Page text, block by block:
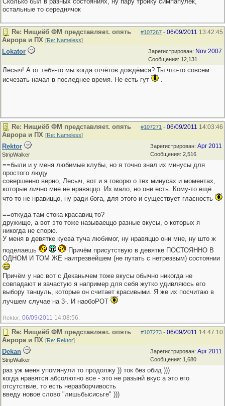
остальные то середнячок
#107267 - 06/09/2011 13:42:45
Re: Нищиёб ФМ представляет. опять
Аврора и ПХ [Re: Nameless]
Зарегистрирован: Nov 2007
Сообщения: 12,131
Lokator
Лесыч! А от тебя-то мы когда отчётов дождёмся? Ты что-то совсем
исчезать начал в последнее время. Не есть гут
.
#107271 - 06/09/2011 14:03:46
Re: Нищиёб ФМ представляет. опять
Аврора и ПХ [Re: Nameless]
Зарегистрирован: Apr 2011
Сообщения: 2,516
Rektor
StripWalker
==были и у меня любимые клубы, но я точно знал их минусы для
простого люду
совершенно верно, Лесыч, вот и я говорю о тех минусах и моментах,
которые лично мне не нравяццо. Их мало, но они есть. Кому-то ещё
что-то не нравиццо, ну ради бога, для этого и существует гласность
==откуда там стока красавиц то?
дружище, а вот это тоже называеццо разные вкусы, о которых я
никогда не спорю.
У меня в девятке куева туча любимог, ну нравяццо они мне, ну што ж
поделаешь
Причём присутствую в девятке ПОСТОЯННО В
ОДНОМ И ТОМ ЖЕ наитрезвейшем (не путать с нетрезвым) состоянии
Причём у нас вот с Деканычем тоже вкусы обычно никогда не
совпадают и зачастую я например для себя жутко удивляюсь его
выбору танцуль, которые он считает красивыми. Я же их посчитаю в
лучшем случае на 3-. И наобоРОТ
Rektor; 06/09/2011 14:08:56
#107273 - 06/09/2011 14:47:10
Re: Нищиёб ФМ представляет. опять
Аврора и ПХ [Re: Rektor]
Зарегистрирован: Apr 2011
Сообщения: 1,680
Dekan
StripWalker
раз уж меня упомянули то продолжу )) ток без обид )))
когда нравятся абсолютно все - это не разынй вкус а это его
отсутствие, то есть неразборчивость
введу новое слово "лишьбысисьге" )))